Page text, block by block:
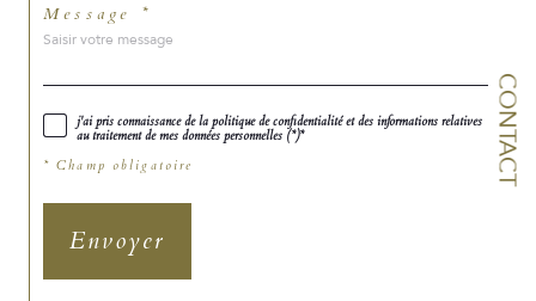
CONTACT
Message *
j'ai pris connaissance de la politique de confidentialité et des informations relatives
au traitement de mes données personnelles (*)*
* Champ obligatoire
Envoyer